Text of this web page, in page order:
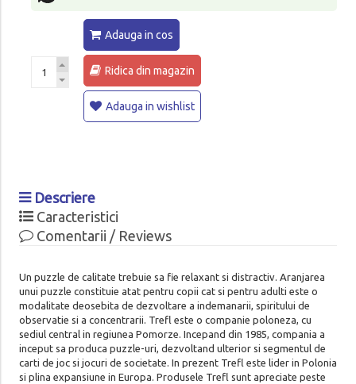
Adauga in cos
Ridica din magazin
Adauga in wishlist
Descriere
Caracteristici
Comentarii / Reviews
Un puzzle de calitate trebuie sa fie relaxant si distractiv. Aranjarea
unui puzzle constituie atat pentru copii cat si pentru adulti este o
modalitate deosebita de dezvoltare a indemanarii, spiritului de
observatie si a concentrarii. Trefl este o companie poloneza, cu
sediul central in regiunea Pomorze. Incepand din 1985, compania a
inceput sa produca puzzle-uri, dezvoltand ulterior si segmentul de
carti de joc si jocuri de societate. In prezent Trefl este lider in Polonia
si plina expansiune in Europa. Produsele Trefl sunt apreciate peste